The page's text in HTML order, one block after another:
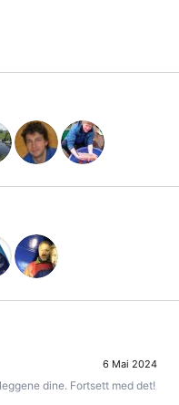
6 Mai 2024
dine. Fortsett med det!